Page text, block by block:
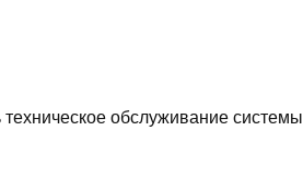
обслуживание системы